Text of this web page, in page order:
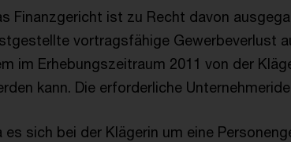
Finanzgericht ist zu Recht davon
vortragsfähige Gewerbeverlust
im Erhebungszeitraum 2011 von der
kann. Die erforderliche
es sich bei der Klägerin um eine